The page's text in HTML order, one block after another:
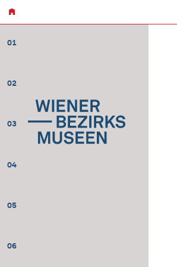
01
02
03
04
05
06